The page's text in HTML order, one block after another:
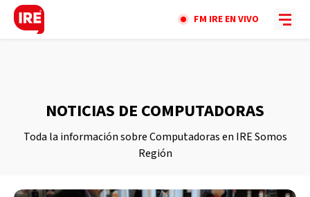
FM IRE EN VIVO
NOTICIAS DE COMPUTADORAS
Toda la información sobre Computadoras en IRE Somos
Región